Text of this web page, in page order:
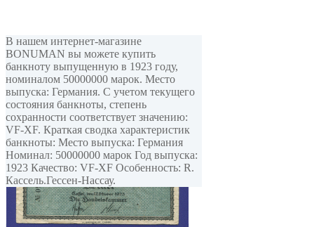
В нашем интернет-магазине
BONUMAN вы можете купить
банкноту выпущенную в 1923 году,
номиналом 50000000 марок. Место
выпуска: Германия. С учетом текущего
состояния банкноты, степень
сохранности соответствует значению:
VF-XF. Краткая сводка характеристик
банкноты: Место выпуска: Германия
Номинал: 50000000 марок Год выпуска:
1923 Качество: VF-XF Особенность: R.
Кассель.Гессен-Нассау.